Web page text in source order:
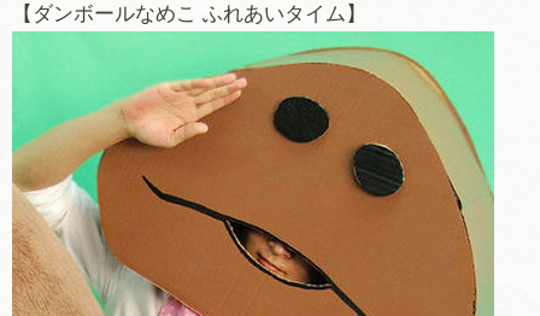
【ダンボールなめこ ふれあいタイム】